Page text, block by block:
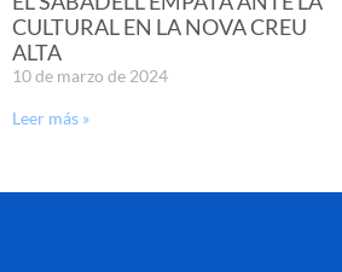
CULTURAL EN LA NOVA CREU
ALTA
10 de marzo de 2024
Leer más »